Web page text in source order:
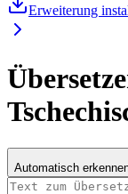
Erweiterung
Automatisch